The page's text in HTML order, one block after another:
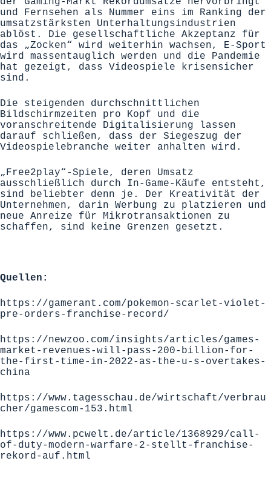
und Fernsehen als Nummer eins im Ranking der
umsatzstärksten Unterhaltungsindustrien
ablöst. Die gesellschaftliche Akzeptanz für
das „Zocken“ wird weiterhin wachsen, E-Sport
wird massentauglich werden und die Pandemie
hat gezeigt, dass Videospiele krisensicher
sind.
Die steigenden durchschnittlichen
Bildschirmzeiten pro Kopf und die
voranschreitende Digitalisierung lassen
darauf schließen, dass der Siegeszug der
Videospielebranche weiter anhalten wird.
„Free2play“-Spiele, deren Umsatz
ausschließlich durch In-Game-Käufe entsteht,
sind beliebter denn je. Der Kreativität der
Unternehmen, darin Werbung zu platzieren und
neue Anreize für Mikrotransaktionen zu
schaffen, sind keine Grenzen gesetzt.
Quellen:
https://gamerant.com/pokemon-scarlet-violet-
pre-orders-franchise-record/
https://newzoo.com/insights/articles/games-
market-revenues-will-pass-200-billion-for-
the-first-time-in-2022-as-the-u-s-overtakes-
china
https://www.tagesschau.de/wirtschaft/verbrau
cher/gamescom-153.html
https://www.pcwelt.de/article/1368929/call-
of-duty-modern-warfare-2-stellt-franchise-
rekord-auf.html